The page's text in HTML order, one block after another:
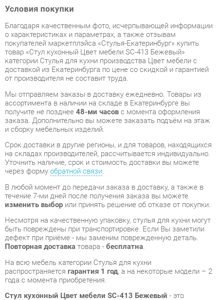
доставкой из Екатеринбурга по цене со скидкой и гарантией
Мы отправляем заказы в доставку ежедневно. Товары из
ассортимента в наличии на складе в Екатеринбурге вы
получите не позднее48-ми часовс момента оформления
заказа. Дополнительно вы можете заказать подъём на этаж
и сборку мебельных изделий.
Срок доставки в другие регионы, и для товаров, находящихся
на складах производителей, рассчитывается индивидуально.
Уточнить наличие, срок и стоимость доставки вы можете
через формуобратной связи .
В любой момент до передачи заказа в доставку, а также в
течение 7-ми дней после получения заказа вы можете
изменить выбор или принять решение об отказе от покупки.
Несмотря на качественную упаковку, стулья для кухни могут
быть повреждены при транспортировке. Если Вы заметили
дефект при приёме - мы заменим поврежденную деталь.
Повторная доставка
На всю мебель категории Стулья для кухни
распространяется гарантия 1 год, а на некоторые модели – 2
Стул кухонный Цвет мебели SC-413 Бежевый - это
качественное изделие производстваЦвет мебели,
соответствующее современному государственному
Надеемся, вы останетесь довольны вашим приобретением, и
будем рады, если вы оставите отзыв об опыте его
использования, который поможет сориентироваться нашим
будущим покупателям.